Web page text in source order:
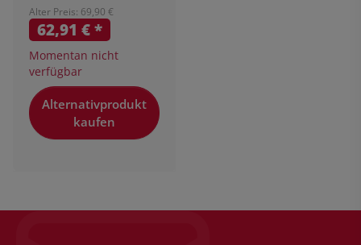
Alter Preis: 69,90 €
62,91 €*
Momentan nicht
verfügbar
Alternativprodukt
kaufen